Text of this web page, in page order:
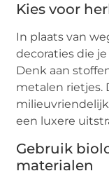
Kies voor
In plaats van
decoraties die
Denk aan
metalen rietjes.
een luxere
Gebruik
materialen